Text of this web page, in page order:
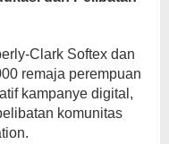
Clark Softex dan
remaja perempuan
kampanye digital,
komunitas